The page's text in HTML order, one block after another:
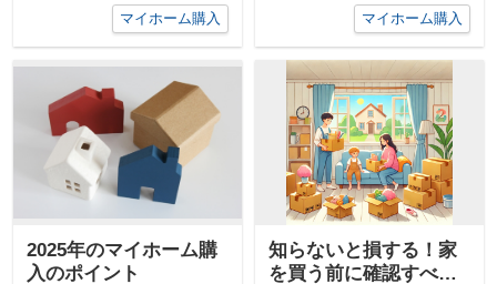
マイホーム購入
マイホーム購入
2025年のマイホーム購
入のポイント
知らないと損する！家
を買う前に確認すべき7